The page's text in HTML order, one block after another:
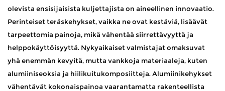
olevista ensisijaisista kuljettajista on aineellinen innovaatio.
Perinteiset teräskehykset, vaikka ne ovat kestäviä, lisäävät
tarpeettomia painoja, mikä vähentää siirrettävyyttä ja
helppokäyttöisyyttä. Nykyaikaiset valmistajat omaksuvat
yhä enemmän kevyitä, mutta vankkoja materiaaleja, kuten
alumiiniseoksia ja hiilikuitukomposiitteja. Alumiinikehykset
vähentävät kokonaispainoa vaarantamatta rakenteellista